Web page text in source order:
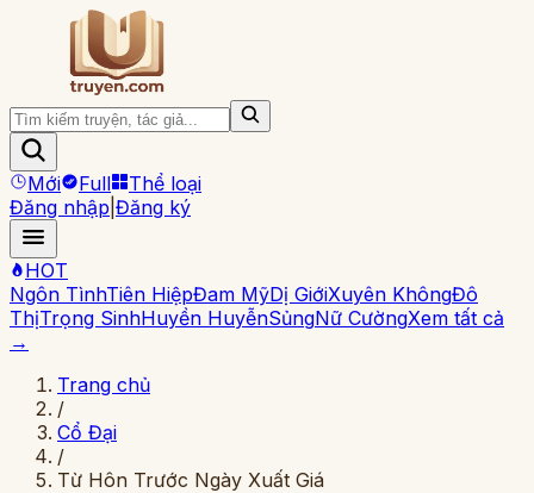
Mới Full
Thể loại
Đăng nhập Đăng ký
HOT
Ngôn TìnhTiên HiệpĐam MỹDị GiớiXuyên KhôngĐô
ThịTrọng SinhHuyền HuyễnSủngNữ CườngXem tất cả
→
Trang chủ
/
Cổ Đại
/
Từ Hôn Trước Ngày Xuất Giá